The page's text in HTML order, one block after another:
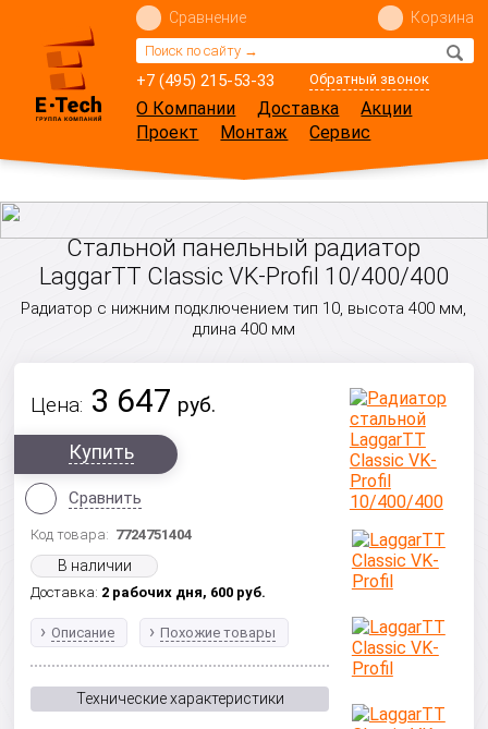
+7 (495) 215-53-33 Обратный звонок
Сравнение Корзина
О Компании Доставка
Акции
Проект
Монтаж Сервис
Стальной панельный радиатор
LaggarTT Classic VK-Profil 10/400/400
Радиатор с нижним подключением тип 10, высота 400 мм,
длина 400 мм
Цена: 3 647 руб.
Купить
Сравнить
Код товара: 7724751404
В наличии
Доставка: 2 рабочих дня, 600 руб.
Описание Похожие товары
Технические характеристики